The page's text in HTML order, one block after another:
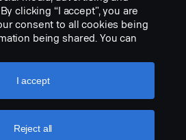
clicking “I accept”, you are
consent to all cookies being
being shared. You can
the categories you’d like to
detailed explanation of how we
Reject all
I accept